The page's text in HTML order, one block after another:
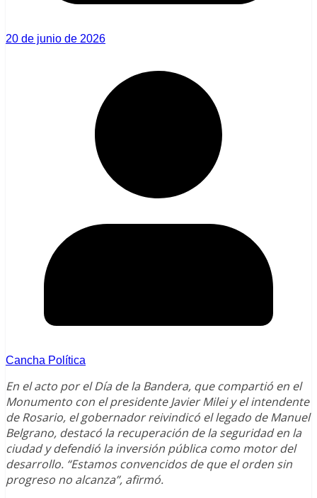
20 de junio de 2026
Cancha Política
En el acto por el Día de la Bandera, que compartió en el
Monumento con el presidente Javier Milei y el intendente
de Rosario, el gobernador reivindicó el legado de Manuel
Belgrano, destacó la recuperación de la seguridad en la
ciudad y defendió la inversión pública como motor del
desarrollo. “Estamos convencidos de que el orden sin
progreso no alcanza”, afirmó.